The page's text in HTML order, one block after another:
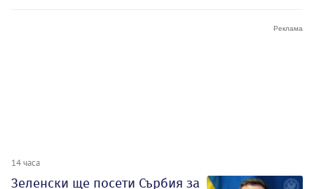
14 часа
Зеленски ще посети Сърбия за